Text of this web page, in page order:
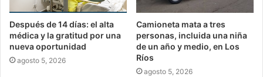
Después de 14 días: el alta
médica y la gratitud por una
nueva oportunidad
agosto 5, 2026
Camioneta mata a tres
personas, incluida una niña
de un año y medio, en Los
Ríos
agosto 5, 2026